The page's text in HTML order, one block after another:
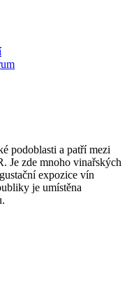
podoblasti a patří mezi
Je zde mnoho vinařských
expozice vín
je umístěna